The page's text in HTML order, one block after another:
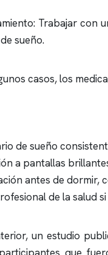
Trabajar con
sueño.
casos, los
de sueño
a pantallas
antes de dormir,
de la salud
un estudio